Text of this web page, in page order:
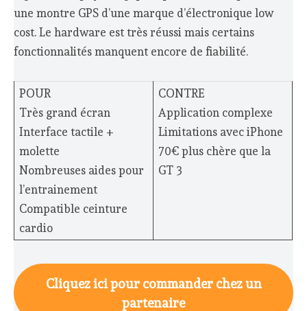
une montre GPS d’une marque d’électronique low
cost. Le hardware est très réussi mais certains
fonctionnalités manquent encore de fiabilité.
POUR
Très grand écran
Interface tactile +
molette
Nombreuses aides pour
l’entrainement
Compatible ceinture
cardio
CONTRE
Application complexe
Limitations avec iPhone
70€ plus chère que la
GT 3
Cliquez ici pour commander chez un
partenaire